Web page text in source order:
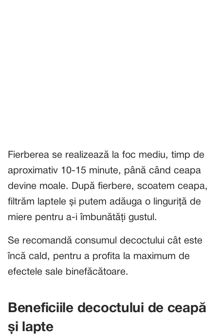
Fierberea se realizează la foc mediu, timp de
aproximativ 10-15 minute, până când ceapa
devine moale. După fierbere, scoatem ceapa,
filtrăm laptele și putem adăuga o linguriță de
miere pentru a-i îmbunătăți gustul.
Se recomandă consumul decoctului cât este
încă cald, pentru a profita la maximum de
efectele sale binefăcătoare.
Beneficiile decoctului de ceapă
și lapte